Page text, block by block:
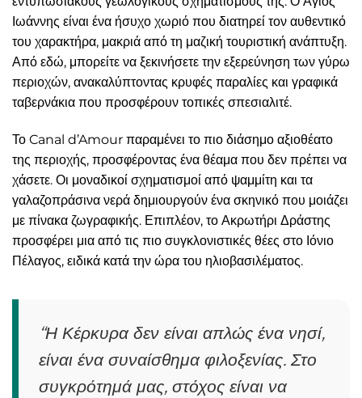
Ιωάννης είναι ένα ήσυχο χωριό που διατηρεί τον αυθεντικό
του χαρακτήρα, μακριά από τη μαζική τουριστική ανάπτυξη.
Από εδώ, μπορείτε να ξεκινήσετε την εξερεύνηση των γύρω
περιοχών, ανακαλύπτοντας κρυφές παραλίες και γραφικά
ταβερνάκια που προσφέρουν τοπικές σπεσιαλιτέ.
Το Canal d’Amour παραμένει το πιο διάσημο αξιοθέατο
της περιοχής, προσφέροντας ένα θέαμα που δεν πρέπει να
χάσετε. Οι μοναδικοί σχηματισμοί από ψαμμίτη και τα
γαλαζοπράσινα νερά δημιουργούν ένα σκηνικό που μοιάζει
με πίνακα ζωγραφικής. Επιπλέον, το Ακρωτήρι Δράστης
προσφέρει μια από τις πιο συγκλονιστικές θέες στο Ιόνιο
Πέλαγος, ειδικά κατά την ώρα του ηλιοβασιλέματος.
“Η Κέρκυρα δεν είναι απλώς ένα νησί,
είναι ένα συναίσθημα φιλοξενίας. Στο
συγκρότημά μας, στόχος είναι να